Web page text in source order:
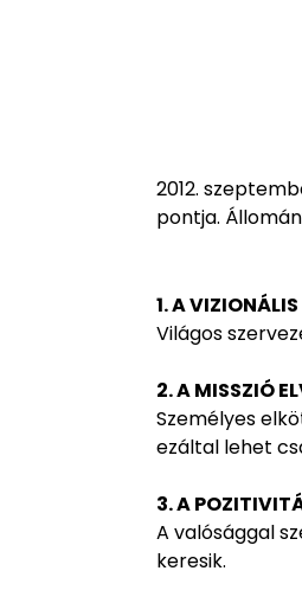
2012.
pontja.
1. A VIZIONÁLIS
Világos
2. A MISSZIÓ
Személyes
ezáltal lehet
3. A
A valósággal
keresik.